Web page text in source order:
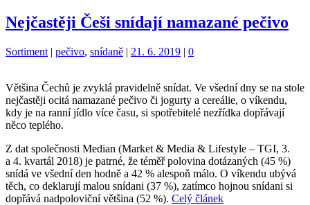
Nejčastěji Češi snídají namazané pečivo
Kategorie:
Sortiment | Štítky:
pečivo, snídaně | 21. 6. 2019 | 0
Většina Čechů je zvyklá pravidelně snídat. Ve všední dny se na stole
nejčastěji ocitá namazané pečivo či jogurty a cereálie, o víkendu,
kdy je na ranní jídlo více času, si spotřebitelé nezřídka dopřávají
něco teplého.
Z dat společnosti Median (Market & Media & Lifestyle – TGI, 3.
a 4. kvartál 2018) je patrné, že téměř polovina dotázaných (45 %)
snídá ve všední den hodně a 42 % alespoň málo. O víkendu ubývá
těch, co deklarují malou snídani (37 %), zatímco hojnou snídani si
dopřává nadpoloviční většina (52 %). Celý článek